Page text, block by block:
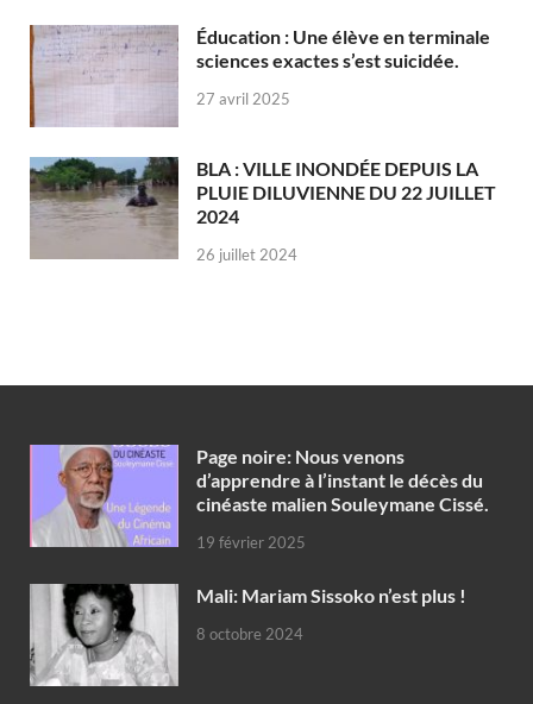
Éducation : Une élève en terminale
sciences exactes s’est suicidée.
27 avril 2025
BLA : VILLE INONDÉE DEPUIS LA
PLUIE DILUVIENNE DU 22 JUILLET
2024
26 juillet 2024
Page noire: Nous venons
d’apprendre à l’instant le décès du
cinéaste malien Souleymane Cissé.
19 février 2025
Mali: Mariam Sissoko n’est plus !
8 octobre 2024